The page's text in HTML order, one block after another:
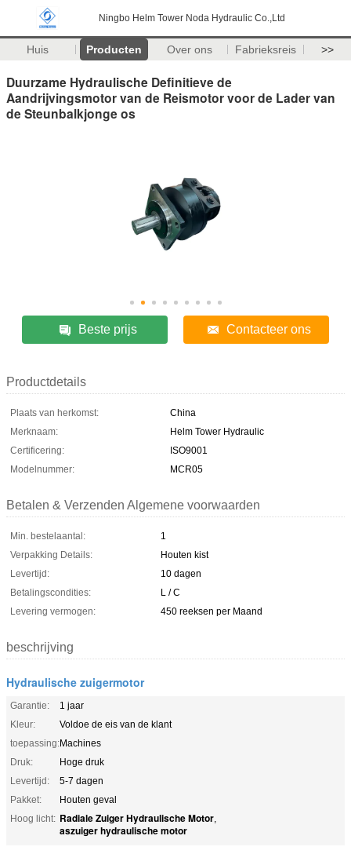
Ningbo Helm Tower Noda Hydraulic Co.,Ltd
Huis Producten Over ons Fabrieksreis >>
Duurzame Hydraulische Definitieve de
Aandrijvingsmotor van de Reismotor voor de Lader van
de Steunbalkjonge os
Beste prijs Contacteer ons
Productdetails
Plaats van herkomst:
China
Merknaam:
Helm Tower Hydraulic
Certificering:
ISO9001
Modelnummer:
MCR05
Betalen & Verzenden Algemene voorwaarden
Min. bestelaantal:
1
Verpakking Details:
Houten kist
Levertijd:
10 dagen
Betalingscondities:
L / C
Levering vermogen:
450 reeksen per Maand
beschrijving
Hydraulische zuigermotor
Garantie:
1 jaar
Kleur:
Voldoe de eis van de klant
toepassing:Machines
Druk:
Hoge druk
Levertijd:
5-7 dagen
Pakket:
Houten geval
Hoog licht: Radiale Zuiger Hydraulische Motor,
aszuiger hydraulische motor